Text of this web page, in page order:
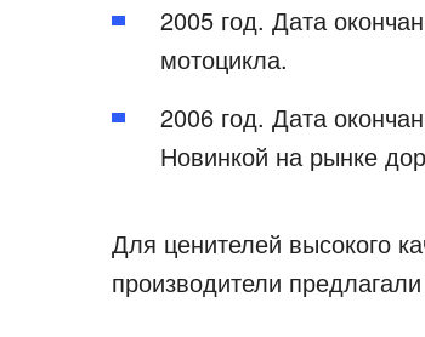
2005 год. Дата
мотоцикла.
2006 год. Дата
Новинкой на рынке
Для ценителей высокого
производители